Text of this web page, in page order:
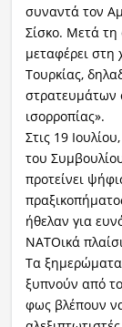
Πολιτισμός
συναντά τον
Σίσκο. Μετά
μεταφέρει στη
Τουρκίας,
στρατευμάτων
ισορροπίας».
Στις 19
του
προτείνει
ήθελαν για
ΝΑΤΟικά
Τα ξημερώματα
ξυπνούν από
φως βλέπουν